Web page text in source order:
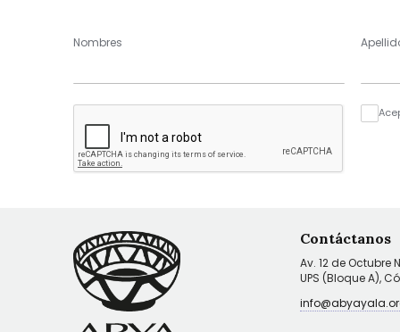
Nombres
Contáctanos
Av. 12 de Octubre
UPS (Bloque A),